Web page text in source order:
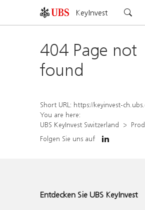
KeyInvest
404 Page not
found
Short URL: https://keyinvest-ch.ubs.com/produkt/detail/
You are here:
UBS KeyInvest Switzerland
Folgen Sie uns auf
Entdecken Sie UBS KeyInvest